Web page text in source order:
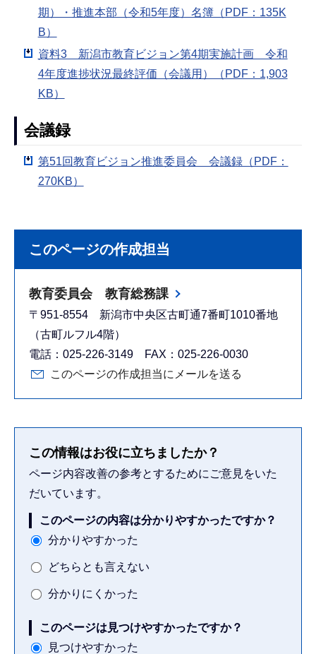
期）・推進本部（令和5年度）名簿（PDF：135K
B）
資料3 新潟市教育ビジョン第4期実施計画 令和
4年度進捗状況最終評価（会議用）（PDF：1,903
KB）
会議録
第51回教育ビジョン推進委員会 会議録（PDF：
270KB）
このページの作成担当
教育委員会 教育総務課
〒951-8554 新潟市中央区古町通7番町1010番地
（古町ルフル4階）
電話：025-226-3149 FAX：025-226-0030
このページの作成担当にメールを送る
この情報はお役に立ちましたか？
ページ内容改善の参考とするためにご意見をいた
だいています。
このページの内容は分かりやすかったですか？
分かりやすかった
どちらとも言えない
分かりにくかった
このページは見つけやすかったですか？
見つけやすかった